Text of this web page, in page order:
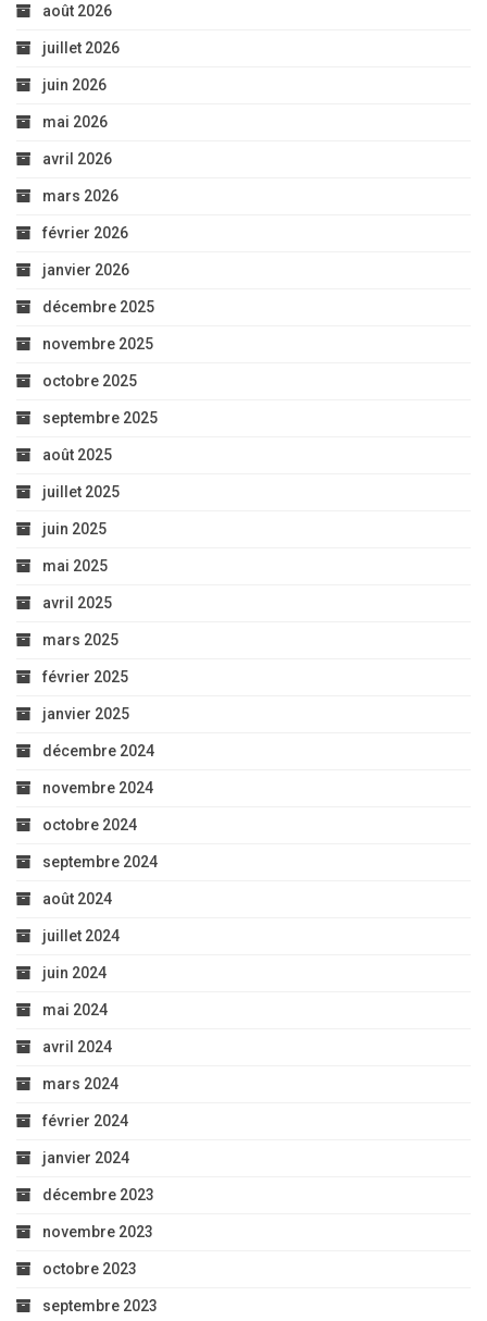
août 2026
juillet 2026
juin 2026
mai 2026
avril 2026
mars 2026
février 2026
janvier 2026
décembre 2025
novembre 2025
octobre 2025
septembre 2025
août 2025
juillet 2025
juin 2025
mai 2025
avril 2025
mars 2025
février 2025
janvier 2025
décembre 2024
novembre 2024
octobre 2024
septembre 2024
août 2024
juillet 2024
juin 2024
mai 2024
avril 2024
mars 2024
février 2024
janvier 2024
décembre 2023
novembre 2023
octobre 2023
septembre 2023